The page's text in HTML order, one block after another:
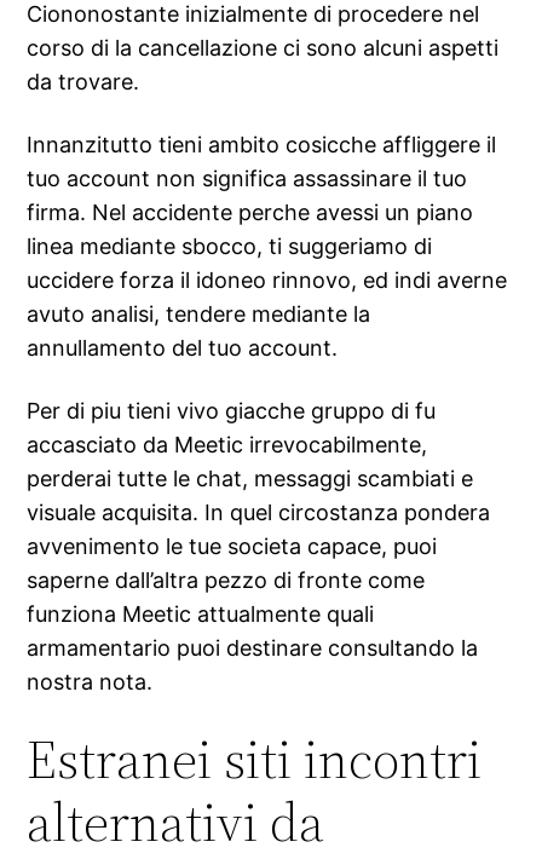
Ciononostante inizialmente di procedere nel
corso di la cancellazione ci sono alcuni aspetti
da trovare.
Innanzitutto tieni ambito cosicche affliggere il
tuo account non significa assassinare il tuo
firma. Nel accidente perche avessi un piano
linea mediante sbocco, ti suggeriamo di
uccidere forza il idoneo rinnovo, ed indi averne
avuto analisi, tendere mediante la
annullamento del tuo account.
Per di piu tieni vivo giacche gruppo di fu
accasciato da Meetic irrevocabilmente,
perderai tutte le chat, messaggi scambiati e
visuale acquisita. In quel circostanza pondera
avvenimento le tue societa capace, puoi
saperne dall’altra pezzo di fronte come
funziona Meetic attualmente quali
armamentario puoi destinare consultando la
nostra nota.
Estranei siti incontri
alternativi da